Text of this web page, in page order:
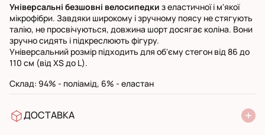
Універсальні безшовні велосипедки з еластичної і м'якої
мікрофібри. Завдяки широкому і зручному поясу не стягують
талію, не просвічуються, довжина шорт досягає коліна. Вони
зручно сидять і підкреслюють фігуру.
Універсальний розмір підходить для об'єму стегон від 86 до
110 см (від XS до L).
Склад: 94% - поліамід, 6% - еластан
ДОСТАВКА